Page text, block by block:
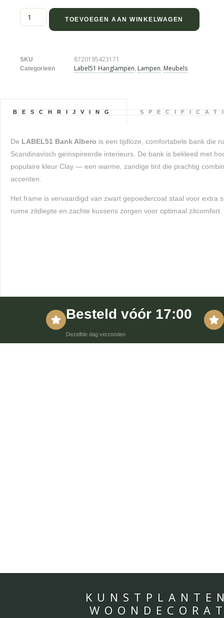
TOEVOEGEN AAN WINKELWAGEN
SKU 8720195423171
Categorieën Label51 Hanglampen, Lampen, Meubels
BESCHRIJVING
De LABEL51 Bank Albero is een tijdloze, comfortabele bank die
Scandinavisch geïnspireerde interieurs. De bank is bekleed met
populaire kleur Clay — een warme, zandige tint die prachtig
accenten.
Het frame is vervaardigd van zwart gepoedercoat staal voor extra
ruime zitdiepte en zachte kussens zorgen voor optimaal zitcomfort.
Besteld vóór 17:00
Dezelfde dag verzonden